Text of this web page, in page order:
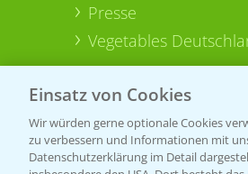
Presse
Vegetables
Einsatz von Cookies
Wir würden gerne optionale Cookies
zu verbessern und Informationen mit
Datenschutzerklärung im Detail